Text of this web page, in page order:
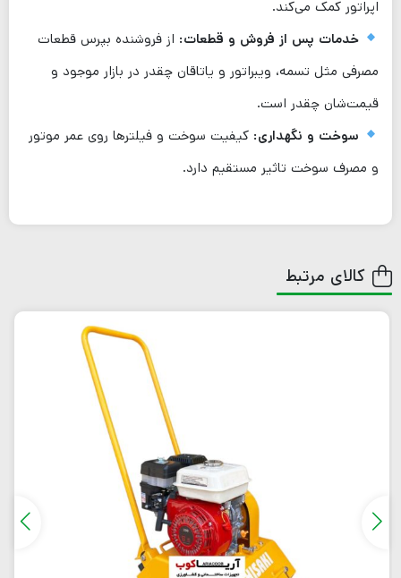
اپراتور کمک می‌کند.
خدمات پس از فروش و قطعات: از فروشنده بپرس قطعات
مصرفی مثل تسمه، ویبراتور و یاتاقان چقدر در بازار موجود و
قیمت‌شان چقدر است.
سوخت و نگهداری: کیفیت سوخت و فیلترها روی عمر موتور
و مصرف سوخت تاثیر مستقیم دارد.
کالای مرتبط